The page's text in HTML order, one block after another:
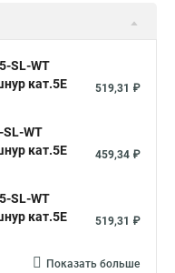
SL-WT
кат.5E
519,31 ₽
SL-WT
кат.5E
459,34 ₽
SL-WT
кат.5E
519,31 ₽
Показать больше